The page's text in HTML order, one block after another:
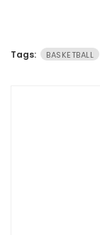
Tags: BASKETBALL